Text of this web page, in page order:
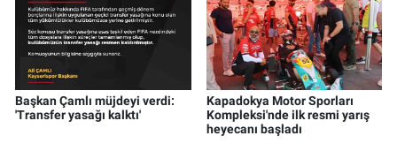
Başkan Çamlı müjdeyi verdi:
'Transfer yasağı kalktı'
Kapadokya Motor Sporları
Kompleksi'nde ilk resmi yarış
heyecanı başladı